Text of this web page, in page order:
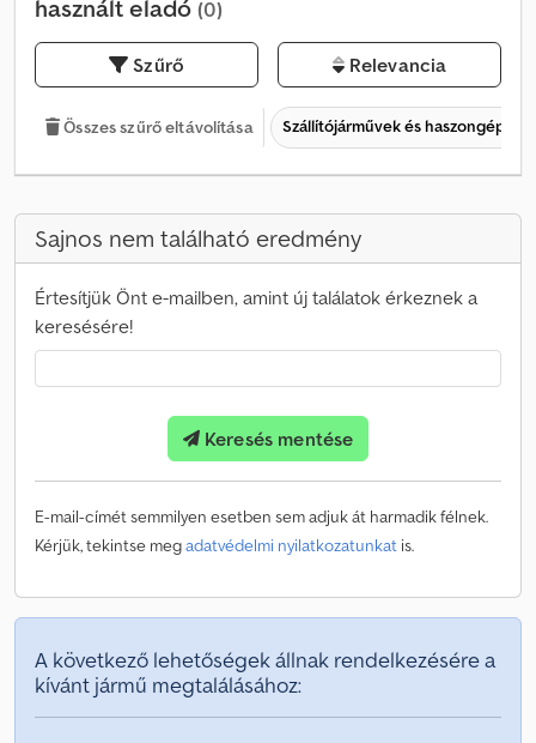
használt eladó (0)
Szűrő Relevancia
Összes szűrő eltávolítása Szállítójárművek és
Sajnos nem található eredmény
Értesítjük Önt e-mailben, amint új találatok érkeznek a
keresésére!
Keresés mentése
E-mail-címét semmilyen esetben sem adjuk át harmadik félnek.
Kérjük, tekintse megadatvédelmi nyilatkozatunkat is.
A következő lehetőségek állnak rendelkezésére a
kívánt jármű megtalálásához: